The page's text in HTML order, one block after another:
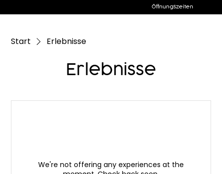
Öffnungszeiten
Start Erlebnisse
Erlebnisse
We're not offering any experiences at the